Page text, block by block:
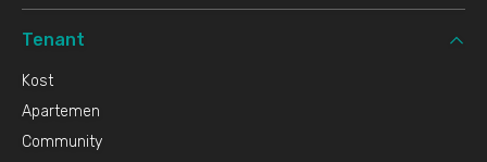
Tenant
Kost
Apartemen
Community